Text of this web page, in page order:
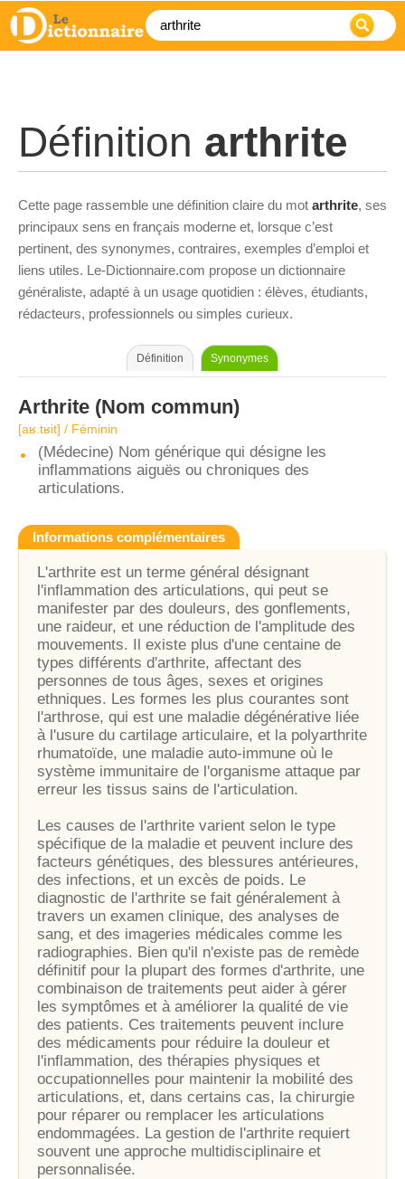
Définition arthrite
Cette page rassemble une définition claire du mot arthrite, ses
principaux sens en français moderne et, lorsque c’est
pertinent, des synonymes, contraires, exemples d’emploi et
liens utiles. Le-Dictionnaire.com propose un dictionnaire
généraliste, adapté à un usage quotidien : élèves, étudiants,
rédacteurs, professionnels ou simples curieux.
Définition Synonymes
Arthrite (Nom commun)
[aʁ.tʁit] / Féminin
(Médecine) Nom générique qui désigne les
inflammations aiguës ou chroniques des
articulations.
Informations complémentaires
L'arthrite est un terme général désignant
l'inflammation des articulations, qui peut se
manifester par des douleurs, des gonflements,
une raideur, et une réduction de l'amplitude des
mouvements. Il existe plus d'une centaine de
types différents d'arthrite, affectant des
personnes de tous âges, sexes et origines
ethniques. Les formes les plus courantes sont
l'arthrose, qui est une maladie dégénérative liée
à l'usure du cartilage articulaire, et la polyarthrite
rhumatoïde, une maladie auto-immune où le
système immunitaire de l'organisme attaque par
erreur les tissus sains de l'articulation.
Les causes de l'arthrite varient selon le type
spécifique de la maladie et peuvent inclure des
facteurs génétiques, des blessures antérieures,
des infections, et un excès de poids. Le
diagnostic de l'arthrite se fait généralement à
travers un examen clinique, des analyses de
sang, et des imageries médicales comme les
radiographies. Bien qu'il n'existe pas de remède
définitif pour la plupart des formes d'arthrite, une
combinaison de traitements peut aider à gérer
les symptômes et à améliorer la qualité de vie
des patients. Ces traitements peuvent inclure
des médicaments pour réduire la douleur et
l'inflammation, des thérapies physiques et
occupationnelles pour maintenir la mobilité des
articulations, et, dans certains cas, la chirurgie
pour réparer ou remplacer les articulations
endommagées. La gestion de l'arthrite requiert
souvent une approche multidisciplinaire et
personnalisée.